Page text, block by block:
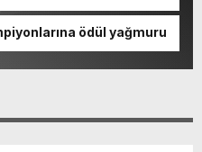
ödül yağmuru